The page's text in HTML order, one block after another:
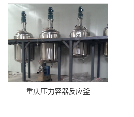
重庆压力容器反应釜